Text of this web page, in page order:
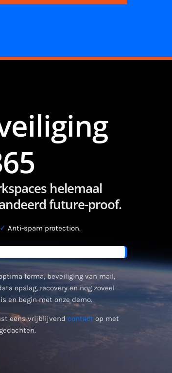
helemaal
future-proof.
✓ Anti-spam protection.
forma, beveiliging van mail,
opslag, recovery en nog zoveel
en begin met onze demo.
eens vrijblijvend contact op met